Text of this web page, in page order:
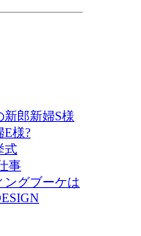
新郎新婦S様
E様?
式
事
ングブーケは